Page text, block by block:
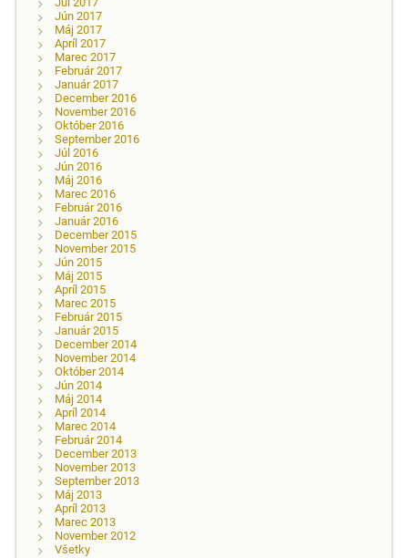
Jún 2017
Máj 2017
Apríl 2017
Marec 2017
Február 2017
Január 2017
December 2016
November 2016
Október 2016
September 2016
Júl 2016
Jún 2016
Máj 2016
Marec 2016
Február 2016
Január 2016
December 2015
November 2015
Jún 2015
Máj 2015
Apríl 2015
Marec 2015
Február 2015
Január 2015
December 2014
November 2014
Október 2014
Jún 2014
Máj 2014
Apríl 2014
Marec 2014
Február 2014
December 2013
November 2013
September 2013
Máj 2013
Apríl 2013
Marec 2013
November 2012
Všetky